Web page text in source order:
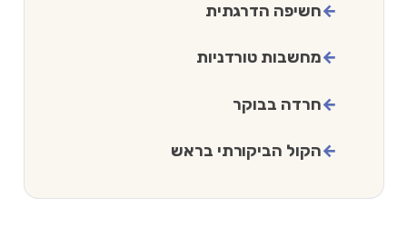
חשיפה הדרגתית
מחשבות טורדניות
חרדה בבוקר
הקול הביקורתי בראש